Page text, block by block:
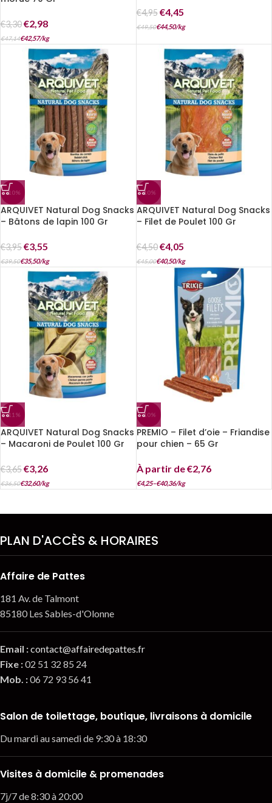
€3,30€2,98
€47,14€42,57/kg
€4,95 €4,45
€49,50€44,50/kg
-10%
ARQUIVET Natural Dog Snacks
– Bâtons de lapin 100 Gr
€3,95€3,55
€39,50€35,50/kg
-10%
ARQUIVET Natural Dog Snacks
– Filet de Poulet 100 Gr
€4,50 €4,05
€45,00€40,50/kg
-11%
ARQUIVET Natural Dog Snacks
– Macaroni de Poulet 100 Gr
€3,65€3,26
€36,50€32,60/kg
-10%
PREMIO – Filet d’oie – Friandise
pour chien – 65 Gr
À partir de€2,76
€4,25–€40,36/kg
PLAN D'ACCÈS & HORAIRES
Affaire de Pattes
181 Av. de Talmont
85180 Les Sables-d'Olonne
Email :contact@affairedepattes.fr
Fixe :02 51 32 85 24
Mob. :06 72 93 56 41
Salon de toilettage, boutique, livraisons à domicile
Du mardi au samedi de 9:30 à 18:30
Visites à domicile & promenades
7j/7 de 8:30 à 20:00